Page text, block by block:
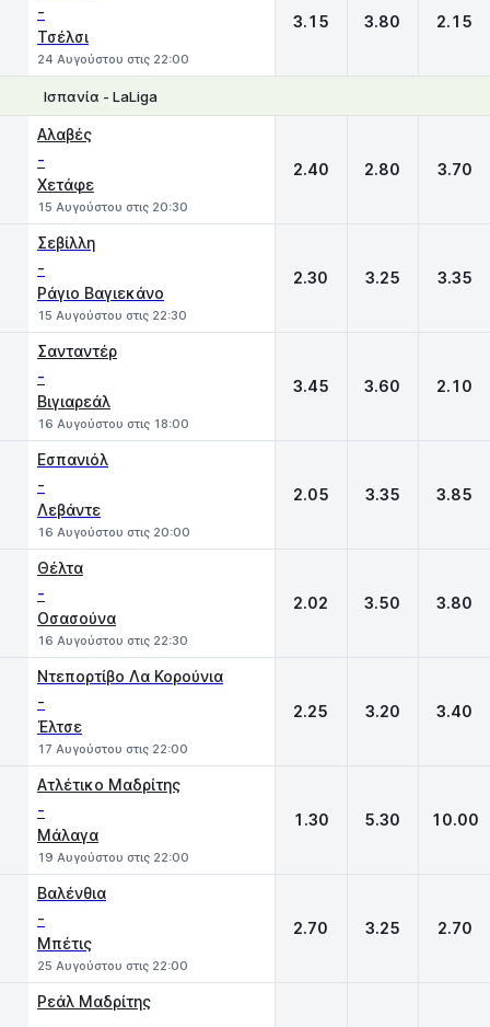
-
Τσέλσι
24 Αυγούστου στις 22:00
3.15 3.80 2.15
Ισπανία - LaLiga
Αλαβές
-
Χετάφε
15 Αυγούστου στις 20:30
2.40 2.80 3.70
Σεβίλλη
-
Ράγιο Βαγιεκάνο
15 Αυγούστου στις 22:30
2.30 3.25 3.35
Σανταντέρ
-
Βιγιαρεάλ
16 Αυγούστου στις 18:00
3.45 3.60 2.10
Εσπανιόλ
-
Λεβάντε
16 Αυγούστου στις 20:00
2.05 3.35 3.85
Θέλτα
-
Οσασούνα
16 Αυγούστου στις 22:30
2.02 3.50 3.80
Ντεπορτίβο Λα Κορούνια
-
Έλτσε
17 Αυγούστου στις 22:00
2.25 3.20 3.40
Ατλέτικο Μαδρίτης
-
Μάλαγα
19 Αυγούστου στις 22:00
1.30 5.30 10.00
Βαλένθια
-
Μπέτις
25 Αυγούστου στις 22:00
2.70 3.25 2.70
Ρεάλ Μαδρίτης